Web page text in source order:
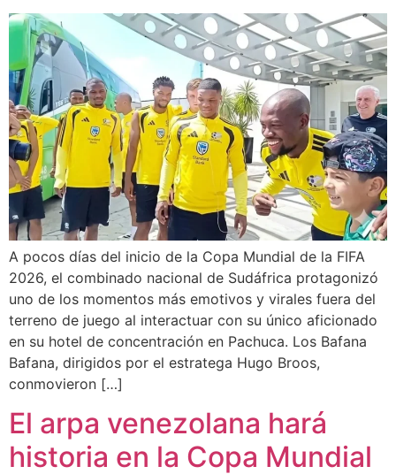
A pocos días del inicio de la Copa Mundial de la FIFA
2026, el combinado nacional de Sudáfrica protagonizó
uno de los momentos más emotivos y virales fuera del
terreno de juego al interactuar con su único aficionado
en su hotel de concentración en Pachuca. Los Bafana
Bafana, dirigidos por el estratega Hugo Broos,
conmovieron […]
El arpa venezolana hará
historia en la Copa Mundial